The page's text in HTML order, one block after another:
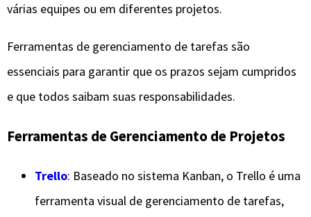
várias equipes ou em diferentes projetos.
Ferramentas de gerenciamento de tarefas são
essenciais para garantir que os prazos sejam cumpridos
e que todos saibam suas responsabilidades.
Ferramentas de Gerenciamento de Projetos
Trello: Baseado no sistema Kanban, o Trello é uma
ferramenta visual de gerenciamento de tarefas,